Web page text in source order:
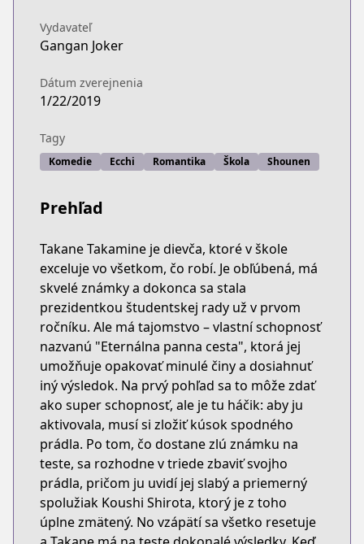
Vydavateľ
Gangan Joker
Dátum zverejnenia
1/22/2019
Tagy
Komedie Ecchi Romantika Škola Shounen
Prehľad
Takane Takamine je dievča, ktoré v škole
exceluje vo všetkom, čo robí. Je obľúbená, má
skvelé známky a dokonca sa stala
prezidentkou študentskej rady už v prvom
ročníku. Ale má tajomstvo – vlastní schopnosť
nazvanú "Eternálna panna cesta", ktorá jej
umožňuje opakovať minulé činy a dosiahnuť
iný výsledok. Na prvý pohľad sa to môže zdať
ako super schopnosť, ale je tu háčik: aby ju
aktivovala, musí si zložiť kúsok spodného
prádla. Po tom, čo dostane zlú známku na
teste, sa rozhodne v triede zbaviť svojho
prádla, pričom ju uvidí jej slabý a priemerný
spolužiak Koushi Shirota, ktorý je z toho
úplne zmätený. No vzápätí sa všetko resetuje